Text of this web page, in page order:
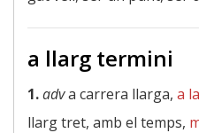
a llarg termini
1.adva carrera llarga, a
llarg tret, amb el temps,